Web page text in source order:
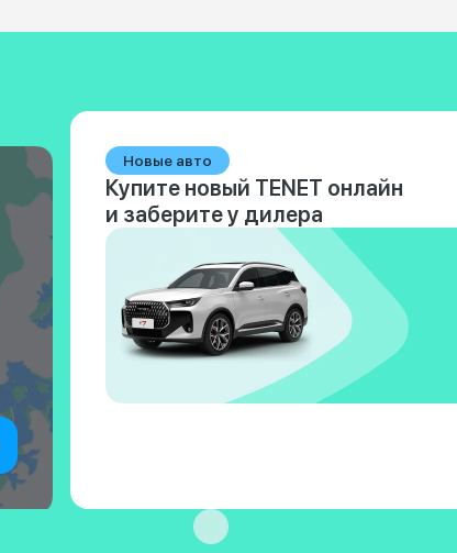
Новые авто
Купите новый TENET онлайн
и заберите у дилера